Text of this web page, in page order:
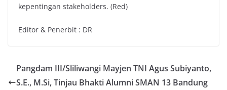
kepentingan stakeholders. (Red)
Editor & Penerbit : DR
Pangdam III/Sliliwangi Mayjen TNI Agus Subiyanto,
S.E., M.Si, Tinjau Bhakti Alumni SMAN 13 Bandung